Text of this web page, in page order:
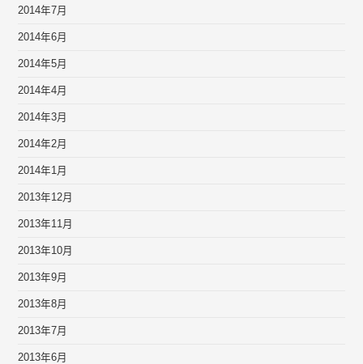
2014年7月
2014年6月
2014年5月
2014年4月
2014年3月
2014年2月
2014年1月
2013年12月
2013年11月
2013年10月
2013年9月
2013年8月
2013年7月
2013年6月